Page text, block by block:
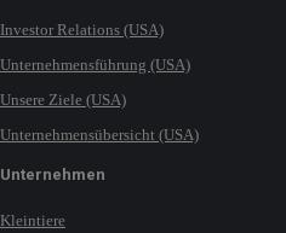
Investor Relations (USA)
Unternehmensführung (USA)
Unsere Ziele (USA)
Unternehmensübersicht (USA)
Unternehmen
Kleintiere